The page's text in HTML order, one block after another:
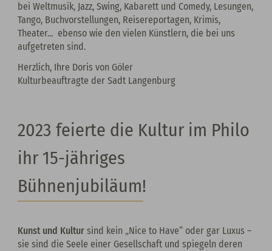
bei Weltmusik, Jazz, Swing, Kabarett und Comedy, Lesungen,
Tango, Buchvorstellungen, Reisereportagen, Krimis,
Theater... ebenso wie den vielen Künstlern, die bei uns
aufgetreten sind.
Herzlich, Ihre Doris von Göler
Kulturbeauftragte der Sadt Langenburg
2023 feierte die Kultur im Philo
ihr 15-jähriges
Bühnenjubiläum!
Kunst und Kultur sind kein „Nice to Have“ oder gar Luxus –
sie sind die Seele einer Gesellschaft und spiegeln deren